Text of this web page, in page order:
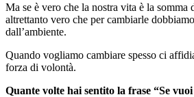
Ma se è vero che la nostra vita è la somma
altrettanto vero che per cambiarle
dall’ambiente.
Quando vogliamo cambiare spesso ci
forza di volontà.
Quante volte hai sentito la frase “Se